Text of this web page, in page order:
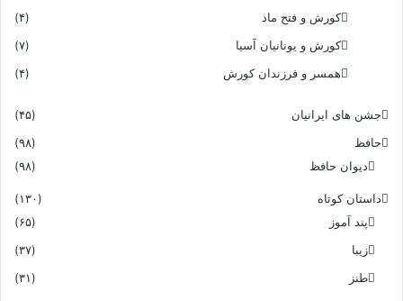
کورش و فتح ماد
(۴)
کورش و یونانیان آسیا
(۷)
همسر و فرزندان کورش
(۴)
جشن های ایرانیان
(۴۵)
حافظ
(۹۸)
دیوان حافظ
(۹۸)
داستان کوتاه
(۱۳۰)
پند آموز
(۶۵)
زیبا
(۳۷)
طنز
(۳۱)